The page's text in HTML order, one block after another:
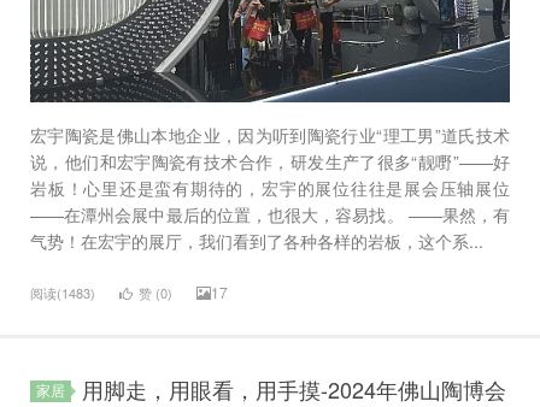
宏宇陶瓷是佛山本地企业，因为听到陶瓷行业“理工男”道氏技术
说，他们和宏宇陶瓷有技术合作，研发生产了很多“靓嘢”——好
岩板！心里还是蛮有期待的，宏宇的展位往往是展会压轴展位
——在潭州会展中最后的位置，也很大，容易找。 ——果然，有
气势！在宏宇的展厅，我们看到了各种各样的岩板，这个系...
阅读(1483) 赞 (0) 17
家居
用脚走，用眼看，用手摸-2024年佛山陶博会